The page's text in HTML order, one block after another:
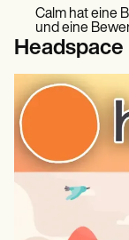
Calm hat eine
und eine
Headspace